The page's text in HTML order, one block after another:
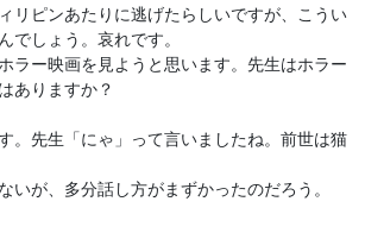
リピンあたりに逃げたらしいですが、こうい
でしょう。哀れです。
ラー映画を見ようと思います。先生はホラー
ありますか？
。先生「にゃ」って言いましたね。前世は猫
いが、多分話し方がまずかったのだろう。